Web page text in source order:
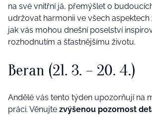
na své vnitřní já, přemýšlet o
udržovat harmonii ve všech aspektech
jak vás mohou dnešní poselství
rozhodnutím a šťastnějšímu životu.
Beran (21. 3. – 20. 4.)
Andělé vás tento týden upozorňují na
práci. Věnujte zvýšenou pozornost